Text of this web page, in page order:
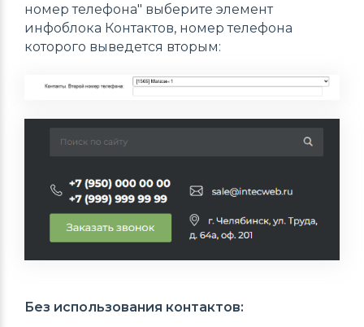
номер телефона" выберите элемент
инфоблока Контактов, номер телефона
которого выведется вторым:
Без использования контактов: